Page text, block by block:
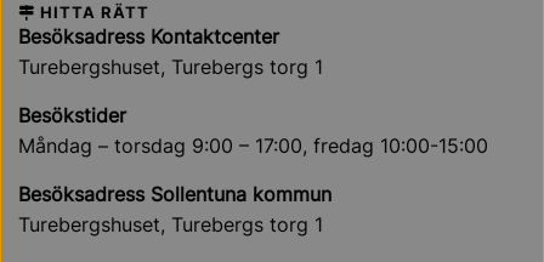
HITTA RÄTT
Besöksadress Kontaktcenter
Turebergshuset, Turebergs torg 1
Besökstider
Måndag – torsdag 9:00 – 17:00, fredag 10:00-15:00
Besöksadress Sollentuna kommun
Turebergshuset, Turebergs torg 1